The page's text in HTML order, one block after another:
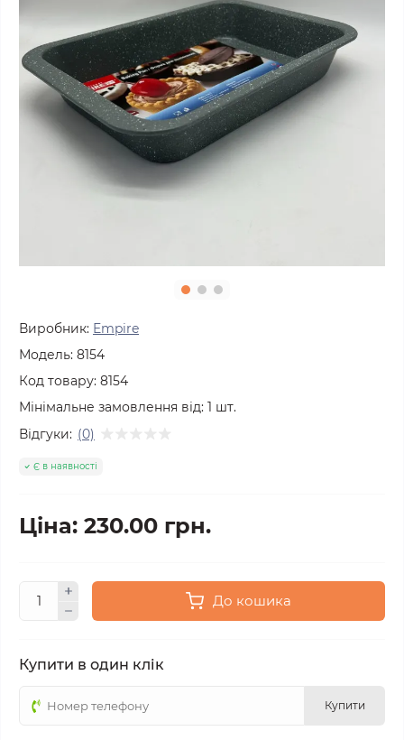
Виробник: Empire
Модель: 8154
Код товару: 8154
Мінімальне замовлення від: 1 шт.
Відгуки: (0)
Є в наявності
Ціна: 230.00 грн.
До кошика
Купити в один клік
Купити